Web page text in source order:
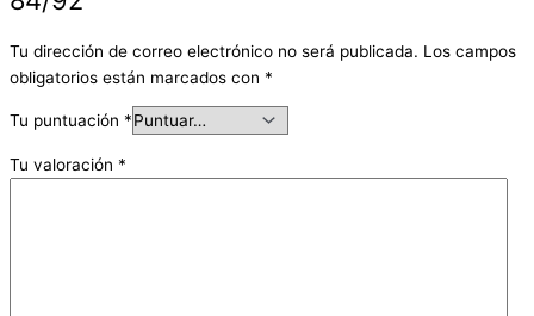
Tu dirección de correo electrónico no será publicada. Los campos
obligatorios están marcados con *
Tu puntuación *
Tu valoración *